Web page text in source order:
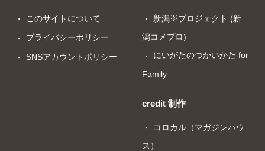
このサイトについて
プライバシーポリシー
SNSアカウントポリシー
新潟※プロジェクト (新
潟コメプロ)
にいがたのつかいかた for
Family
credit 制作
コロカル（マガジンハウ
ス）